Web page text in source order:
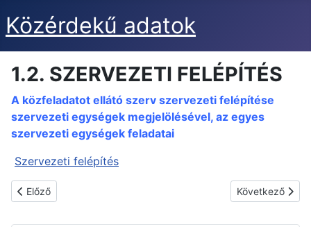
Közérdekű adatok
1.2. SZERVEZETI FELÉPÍTÉS
A közfeladatot ellátó szerv szervezeti felépítése
szervezeti egységek megjelölésével, az egyes
szervezeti egységek feladatai
Szervezeti felépítés
Előző cikk: 1.3. VEZETŐK
Előző Következő cikk:
Következő